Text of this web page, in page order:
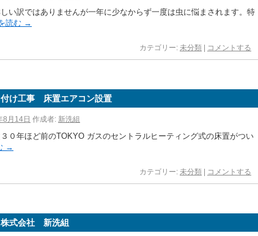
い訳ではありませんが一年に少なからず一度は虫に悩まされます。特
読む →
カテゴリー: 未分類 コメントする
付け工事 床置エアコン設置
8月14日 作成者: 新洗組
０年ほど前のTOKYO ガスのセントラルヒーティング式の床置がつい
→
カテゴリー: 未分類 コメントする
式会社 新洗組